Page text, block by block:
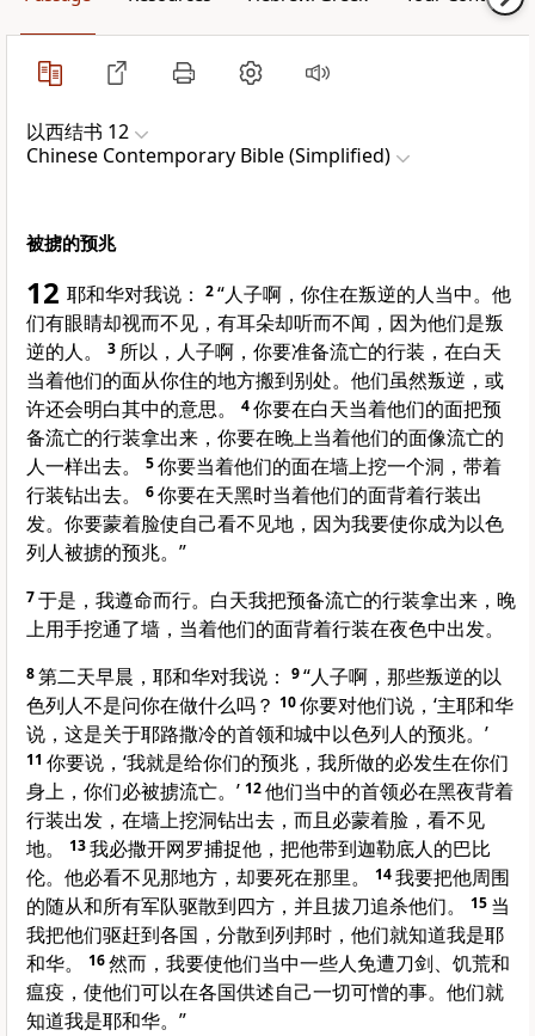
以西结书 12
Chinese Contemporary Bible (Simplified)
被掳的预兆
12 耶和华对我说： 2“人子啊，你住在叛逆的人当中。他
们有眼睛却视而不见，有耳朵却听而不闻，因为他们是叛
逆的人。
3 所以，人子啊，你要准备流亡的行装，在白天
当着他们的面从你住的地方搬到别处。他们虽然叛逆，或
许还会明白其中的意思。
4你要在白天当着他们的面把预
备流亡的行装拿出来，你要在晚上当着他们的面像流亡的
人一样出去。
5你要当着他们的面在墙上挖一个洞，带着
行装钻出去。
6你要在天黑时当着他们的面背着行装出
发。你要蒙着脸使自己看不见地，因为我要使你成为以色
列人被掳的预兆。”
7于是，我遵命而行。白天我把预备流亡的行装拿出来，晚
上用手挖通了墙，当着他们的面背着行装在夜色中出发。
8第二天早晨，耶和华对我说： 9“人子啊，那些叛逆的以
色列人不是问你在做什么吗？ 10你要对他们说，‘主耶和华
说，这是关于耶路撒冷的首领和城中以色列人的预兆。’
11 你要说，‘我就是给你们的预兆，我所做的必发生在你们
身上，你们必被掳流亡。’ 12他们当中的首领必在黑夜背着
行装出发，在墙上挖洞钻出去，而且必蒙着脸，看不见
地。
13我必撒开网罗捕捉他，把他带到迦勒底人的巴比
伦。他必看不见那地方，却要死在那里。
14我要把他周围
的随从和所有军队驱散到四方，并且拔刀追杀他们。
15 当
我把他们驱赶到各国，分散到列邦时，他们就知道我是耶
和华。
16然而，我要使他们当中一些人免遭刀剑、饥荒和
瘟疫，使他们可以在各国供述自己一切可憎的事。他们就
知道我是耶和华。”